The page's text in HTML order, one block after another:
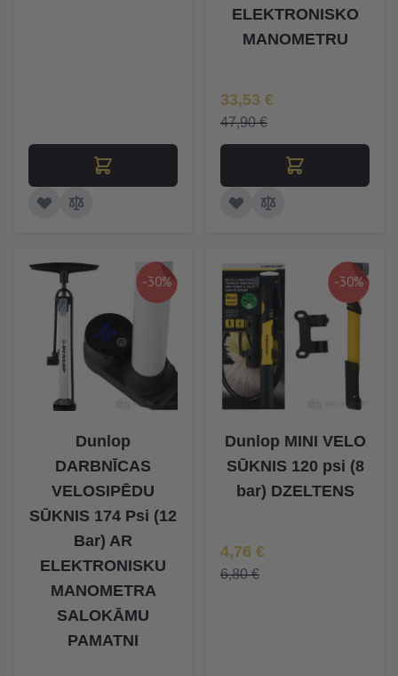
ELEKTRONISKO
MANOMETRU
Īpaša Cena
33,53 €
47,90 €
-30%
Dunlop
DARBNĪCAS
VELOSIPĒDU
SŪKNIS 174 Psi (12
Bar) AR
ELEKTRONISKU
MANOMETRA
SALOKĀMU
PAMATNI
-30%
Dunlop MINI VELO
SŪKNIS 120 psi (8
bar) DZELTENS
Īpaša Cena
4,76 €
6,80 €